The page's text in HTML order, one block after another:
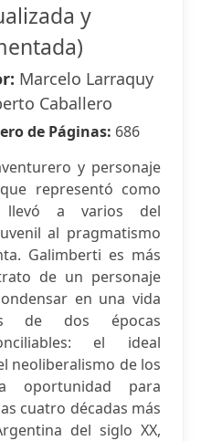
y
Marcelo Larraquy
Caballero
de Páginas: 686
y personaje
representó como
a varios del
al pragmatismo
Galimberti es más
de un personaje
en una vida
de dos épocas
el ideal
neoliberalismo de los
oportunidad para
cuatro décadas más
del siglo XX,